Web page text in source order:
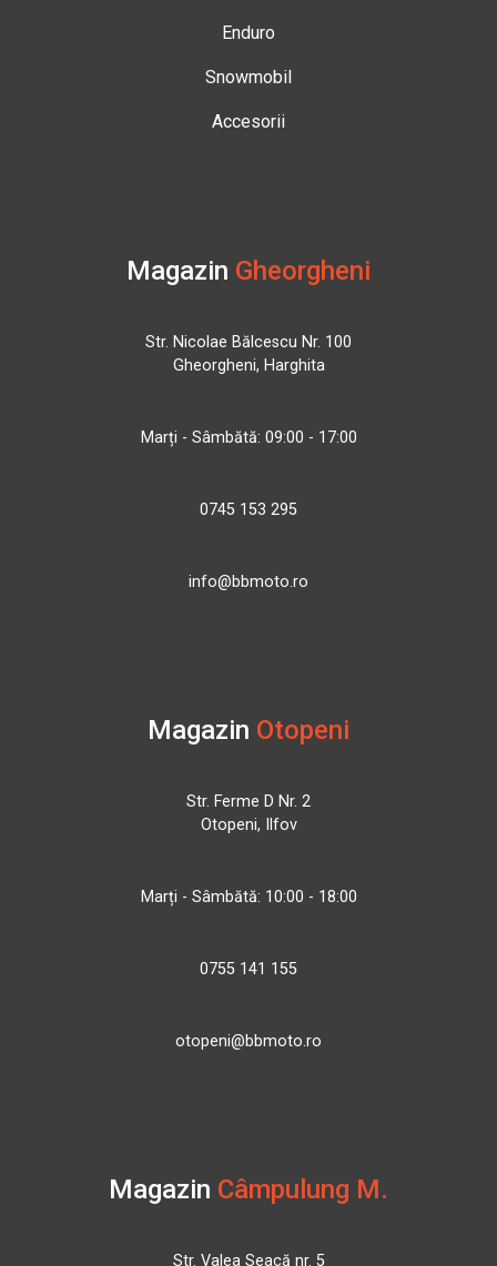
Enduro
Snowmobil
Accesorii
Magazin Gheorgheni
Str. Nicolae Bălcescu Nr. 100
Gheorgheni, Harghita
Marți - Sâmbătă: 09:00 - 17:00
0745 153 295
info@bbmoto.ro
Magazin Otopeni
Str. Ferme D Nr. 2
Otopeni, Ilfov
Marți - Sâmbătă: 10:00 - 18:00
0755 141 155
otopeni@bbmoto.ro
Magazin Câmpulung M.
Str. Valea Seacă nr. 5